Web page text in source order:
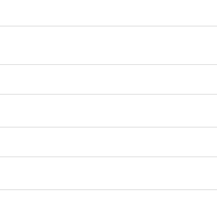
un
The Killer,
publicului